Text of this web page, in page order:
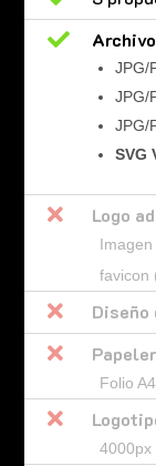

JPG/
JPG/
JPG/
SVG
 Logo
favicon

Diseño

Folio

4000px